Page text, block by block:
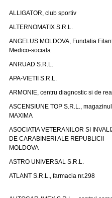
ALLIGATOR, club sportiv
ALTERNOMATIX S.R.L.
ANGELUS MOLDOVA, Fundatia
Medico-sociala
ANRUAD S.R.L.
APA-VIETII S.R.L.
ARMONIE, centru diagnostic si de
ASCENSIUNE TOP S.R.L., magazinul
MAXIMA
ASOCIATIA VETERANILOR SI
DE CARABINERI ALE REPUBLICII
MOLDOVA
ASTRO UNIVERSAL S.R.L.
ATLANT S.R.L., farmacia nr.298